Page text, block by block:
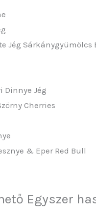
Jég Sárkánygyümölcs
Dinnye Jég
Cherries
& Eper Red Bull
Egyszer